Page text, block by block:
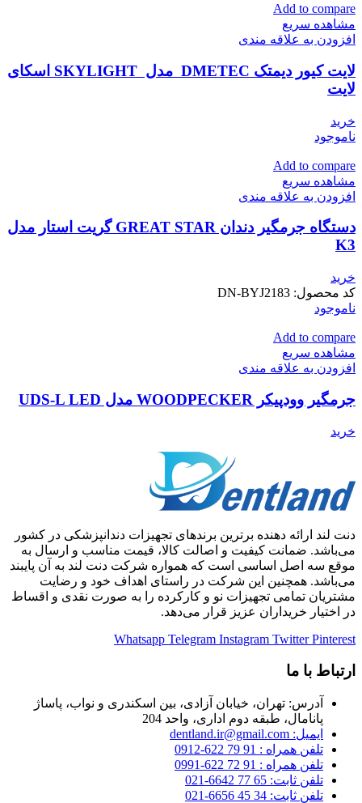
Add to compare
مشاهده سریع
افزودن به علاقه مندی
لایت کیور دیمتک DMETEC مدل SKYLIGHT اسکای
لایت
خرید
ناموجود
Add to compare
مشاهده سریع
افزودن به علاقه مندی
دستگاه جرمگیر دندان GREAT STAR گریت استار مدل
K3
خرید
کد محصول: DN-BYJ2183
ناموجود
Add to compare
مشاهده سریع
افزودن به علاقه مندی
جرمگیر وودپیکر WOODPECKER مدل UDS-L LED
خرید
دنت لند ارائه دهنده برترین برندهای تجهیزات دندانپزشکی در کشور
می‌باشد. ضمانت کیفیت و اصالت کالا، قیمت مناسب و ارسال به
موقع سه اصل اساسی است که همواره شرکت دنت لند به آن پایبند
می‌باشد. همچنین این شرکت در راستای اهداف خود و رضایت
مشتریان تمامی تجهیزات نو و کارکرده را به صورت نقدی و اقساط
در اختیار خریداران عزیز قرار می‌دهد.
Whatsapp Telegram Instagram Twitter Pinterest
ارتباط با ما
آدرس: تهران، خیابان آزادی، بین اسکندری و نواب، پاساژ
پانامال، طبقه دوم اداری، واحد 204
ایمیل: dentland.ir@gmail.com
تلفن همراه : 91 79 622-0912
تلفن همراه : 91 72 622-0991
تلفن ثابت: 65 77 6642-021
تلفن ثابت: 34 45 6656-021